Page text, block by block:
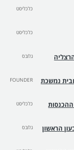
כלכליסט
כלכליסט
גלובס
נמשכת FOUNDER
ההכנסות
כלכליסט
גלובס